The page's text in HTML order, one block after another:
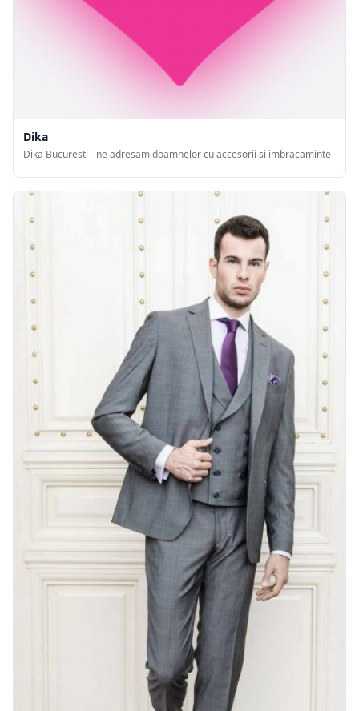
Dika
Dika Bucuresti - ne adresam doamnelor cu accesorii si imbracaminte